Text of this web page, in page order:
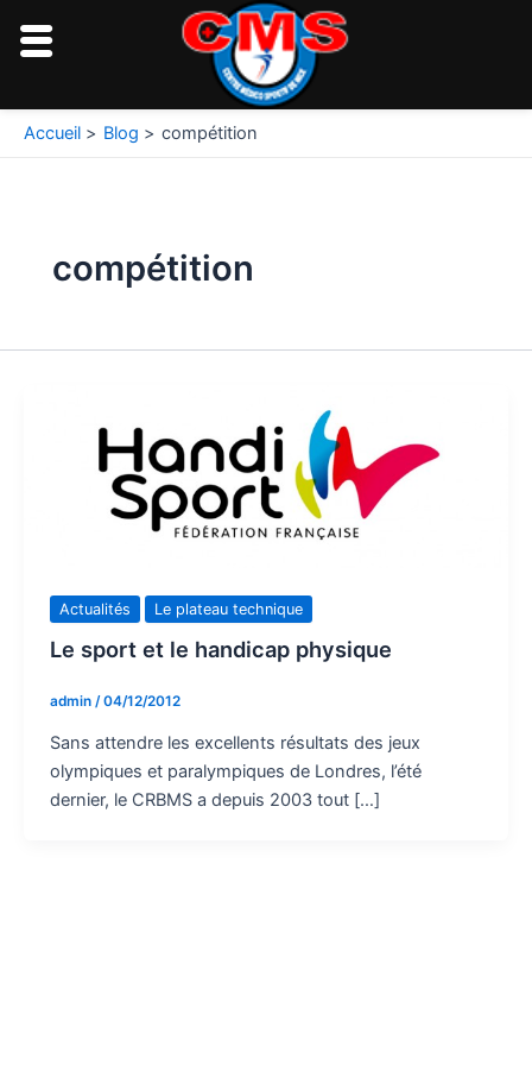
Accueil Blog compétition
compétition
Actualités Le plateau technique
Le sport et le handicap physique
admin /04/12/2012
Sans attendre les excellents résultats des jeux
olympiques et paralympiques de Londres, l’été
dernier, le CRBMS a depuis 2003 tout […]